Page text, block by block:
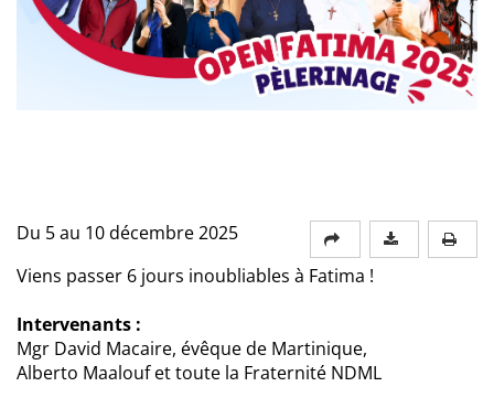
Du 5 au 10 décembre 2025
Viens passer 6 jours inoubliables à Fatima !
Intervenants :
Mgr David Macaire, évêque de Martinique,
Alberto Maalouf et toute la Fraternité NDML